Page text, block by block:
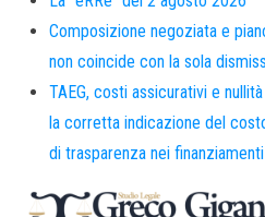
Composizione negoziata e
non coincide con la sola
TAEG, costi assicurativi e
la corretta indicazione del
di trasparenza nei